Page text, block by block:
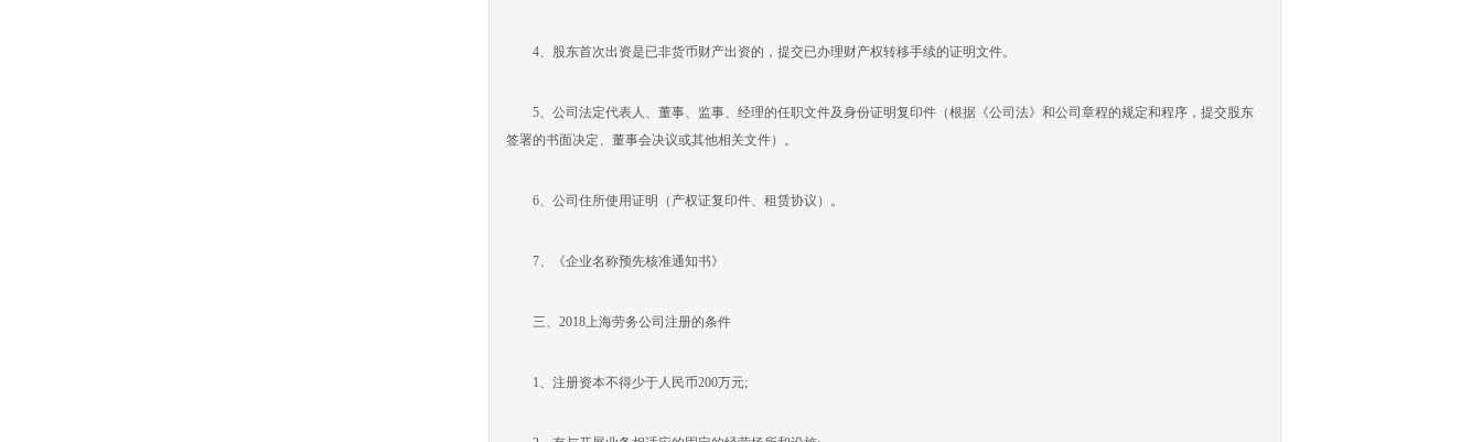
4、股东首次出资是已非货币财产出资的，提交已办理财产权转移手续的证明文件。
5、公司法定代表人、董事、监事、经理的任职文件及身份证明复印件（根据《公司法》和公司章程的规定和程序，提交股东
签署的书面决定、董事会决议或其他相关文件）。
6、公司住所使用证明（产权证复印件、租赁协议）。
7、《企业名称预先核准通知书》
三、2018上海劳务公司注册的条件
1、注册资本不得少于人民币200万元;